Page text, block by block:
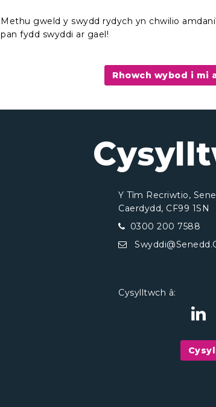
Methu gweld y swydd rydych yn chwilio
pan fydd swyddi ar gael!
Rhowch wybod i mi
Y Tîm Recriwtio,
Caerdydd, CF99 1SN
0300 200 7588
Cysylltwch â: